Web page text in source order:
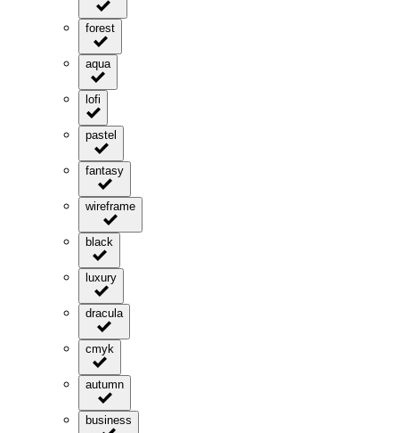
forest
aqua
lofi
pastel
fantasy
wireframe
black
luxury
dracula
cmyk
autumn
business